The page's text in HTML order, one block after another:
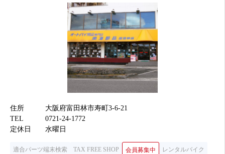
住所
大阪府富田林市寿町3-6-21
TEL
0721-24-1772
定休日
水曜日
適合パーツ端末検索 TAX FREE SHOP 会員募集中 レンタルバイク